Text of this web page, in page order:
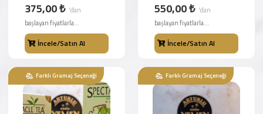
375,00 ₺ 'dan
başlayan fiyatlarla...
İncele/Satın Al
550,00 ₺ 'dan
başlayan fiyatlarla...
İncele/Satın Al
Farklı Gramaj Seçeneği Farklı Gramaj Seçeneği